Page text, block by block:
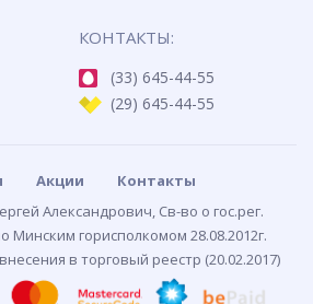
КОНТАКТЫ:
(33) 645-44-55
(29) 645-44-55
Акции
Контакты
Александрович, Св-во о гос.рег.
Минским горисполкомом 28.08.2012г.
в торговый реестр (20.02.2017)